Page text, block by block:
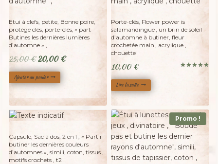
Etui à clefs, petite, Bonne poire,
protège clés, porte-clés, « part
Butines les dernières lumières
d’automne » ,
25,00€ Le
prix
initial
25,00 €.
20,00€Le
20,00 €.
Ajouter au panier
Adopté
Porte-clés, Flower power is
salamandingue , un brin de soleil
d’automne à butiner, fleur
crochetée main , acrylique ,
chouette
10,00 €
Lire la suite
Adopté
Capsule, Sac à dos, 2 en 1 , « Partir
butiner les dernières couleurs
d’automnes », simili, coton, tissus ,
motifs crochets , t2
Promo !